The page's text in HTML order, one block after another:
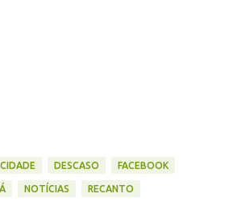
CIDADE DESCASO FACEBOOK
NOTÍCIAS RECANTO